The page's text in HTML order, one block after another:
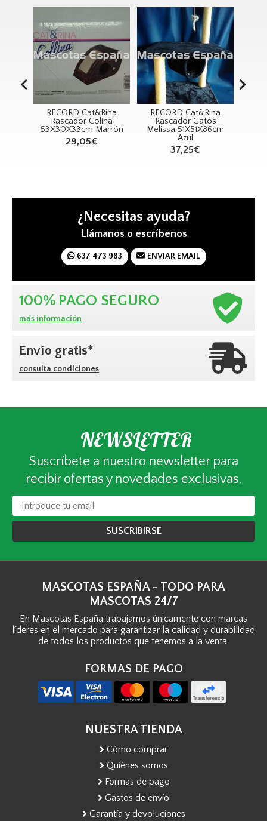
Marrón
RECORD Cat&Rina
Rascador Gatos
Melissa 51X51X86cm
RECORD Juguete
Cilindro Con Pluma
6cm
¿Necesitas ayuda?
Llámanos o escríbenos
637 473 983 ENVIAR EMAIL
100% PAGO SEGURO
más información
Envío gratis*
consulta condiciones
NEWSLETTER
Suscríbete a nuestro newsletter para
recibir ofertas y novedades exclusivas.
SUSCRIBIRSE
MASCOTAS ESPAÑA - TODO PARA
MASCOTAS 24/7
En Mascotas España trabajamos únicamente con marcas
líderes en el mercado para garantizar la calidad y durabilidad
de todos los productos que tenemos a la venta.
FORMAS DE PAGO
NUESTRA TIENDA
Cómo comprar
Quiénes somos
Formas de pago
Gastos de envío
Garantía y devoluciones